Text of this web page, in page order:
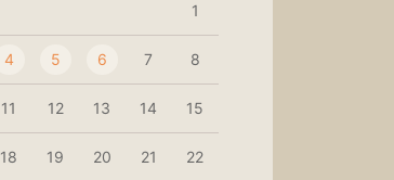
1
4 5 6 7 8
11 12 13 14 15
18 19 20 21 22